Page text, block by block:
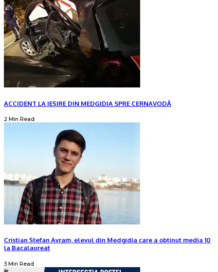
ACCIDENT LA IEȘIRE DIN MEDGIDIA SPRE CERNAVODĂ
2 Min Read
Cristian Ștefan Avram, elevul din Medgidia care a obținut media 10
la Bacalaureat
3 Min Read